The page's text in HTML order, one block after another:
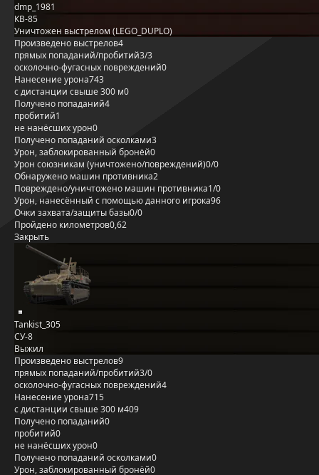
dmp_1981
КВ-85
Уничтожен выстрелом (LEGO_DUPLO)
Произведено выстрелов4
прямых попаданий/пробитий3/3
осколочно-фугасных повреждений0
Нанесение урона743
с дистанции свыше 300 м0
Получено попаданий4
пробитий1
не нанёсших урон0
Получено попаданий осколками3
Урон, заблокированный бронёй0
Урон союзникам (уничтожено/повреждений)0/0
Обнаружено машин противника2
Повреждено/уничтожено машин противника1/0
Урон, нанесённый с помощью данного игрока96
Очки захвата/защиты базы0/0
Пройдено километров0,62
Закрыть
Tankist_305
СУ-8
Выжил
Произведено выстрелов9
прямых попаданий/пробитий3/0
осколочно-фугасных повреждений4
Нанесение урона715
с дистанции свыше 300 м409
Получено попаданий0
пробитий0
не нанёсших урон0
Получено попаданий осколками0
Урон, заблокированный бронёй0